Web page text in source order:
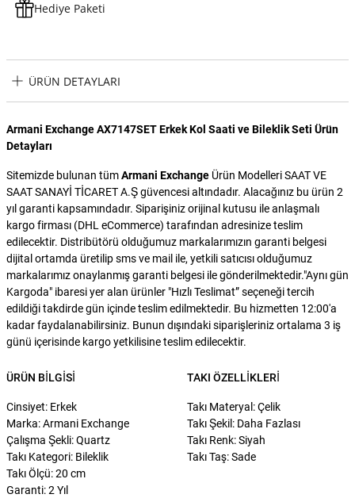
Hediye Paketi
ÜRÜN DETAYLARI
Armani Exchange AX7147SET Erkek Kol Saati ve Bileklik Seti Ürün
Detayları
Sitemizde bulunan tümArmani Exchange Ürün Modelleri SAAT VE
SAAT SANAYİ TİCARET A.Ş güvencesi altındadır. Alacağınız bu ürün 2
yıl garanti kapsamındadır. Siparişiniz orijinal kutusu ile anlaşmalı
kargo firması (DHL eCommerce) tarafından adresinize teslim
edilecektir. Distribütörü olduğumuz markalarımızın garanti belgesi
dijital ortamda üretilip sms ve mail ile, yetkili satıcısı olduğumuz
markalarımız onaylanmış garanti belgesi ile gönderilmektedir."Aynı gün
Kargoda" ibaresi yer alan ürünler "Hızlı Teslimat” seçeneği tercih
edildiği takdirde gün içinde teslim edilmektedir. Bu hizmetten 12:00'a
kadar faydalanabilirsiniz. Bunun dışındaki siparişleriniz ortalama 3 iş
günü içerisinde kargo yetkilisine teslim edilecektir.
ÜRÜN BILGISI
Cinsiyet: Erkek
Marka: Armani Exchange
Çalışma Şekli: Quartz
Takı Kategori: Bileklik
Takı Ölçü: 20 cm
Garanti: 2 Yıl
TAKI ÖZELLIKLERI
Takı Materyal: Çelik
Takı Şekil: Daha Fazlası
Takı Renk: Siyah
Takı Taş: Sade